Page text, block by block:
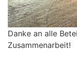
Danke an alle
Zusammenarbeit!